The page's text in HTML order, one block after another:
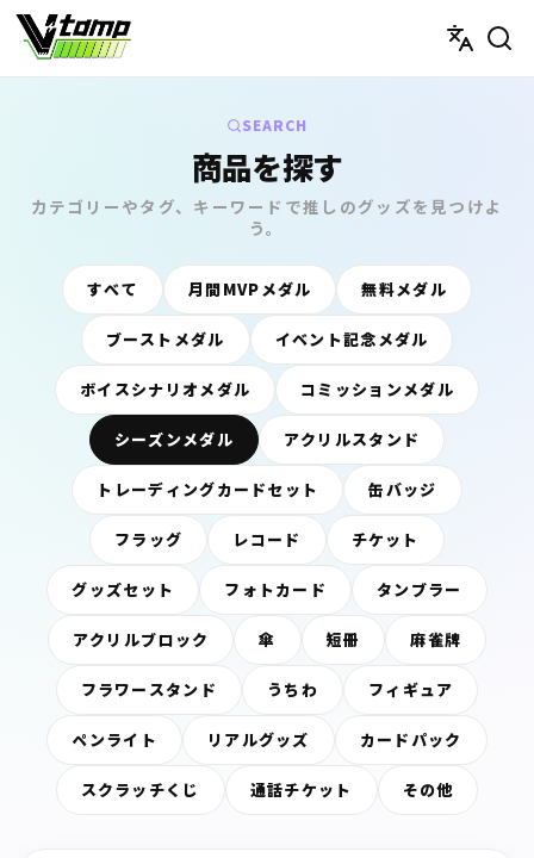
V-tamp（ブイタンプ）
SEARCH
商品を探す
カテゴリーやタグ、キーワードで推しのグッズを見つけよ
う。
すべて 月間MVPメダル 無料メダル
ブーストメダル イベント記念メダル
ボイスシナリオメダル コミッションメダル
シーズンメダル アクリルスタンド
トレーディングカードセット 缶バッジ
フラッグ レコード チケット
グッズセット フォトカード タンブラー
アクリルブロック 傘 短冊 麻雀牌
フラワースタンド うちわ フィギュア
ペンライト リアルグッズ カードパック
スクラッチくじ 通話チケット その他